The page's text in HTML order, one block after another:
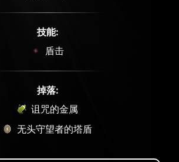
技能:
盾击
掉落:
诅咒的金属
无头守望者的塔盾